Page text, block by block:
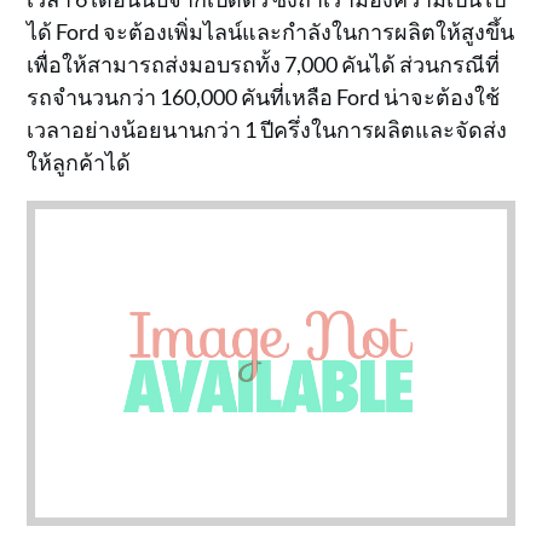
ได้ Ford จะต้องเพิ่มไลน์และกำลังในการผลิตให้สูงขึ้น
เพื่อให้สามารถส่งมอบรถทั้ง 7,000 คันได้ ส่วนกรณีที่
รถจำนวนกว่า 160,000 คันที่เหลือ Ford น่าจะต้องใช้
เวลาอย่างน้อยนานกว่า 1 ปีครึ่งในการผลิตและจัดส่ง
ให้ลูกค้าได้